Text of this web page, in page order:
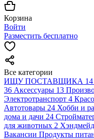
Корзина
Войти
Разместить бесплатно
Все категории
ИЩУ ПОСТАВЩИКА 14
36 Аксессуары 13
Электротранспорт 4
Автотовары 24 Хобби и
дома и дачи 24
для животных 2 Хэндмейд
Вакансии Продукты